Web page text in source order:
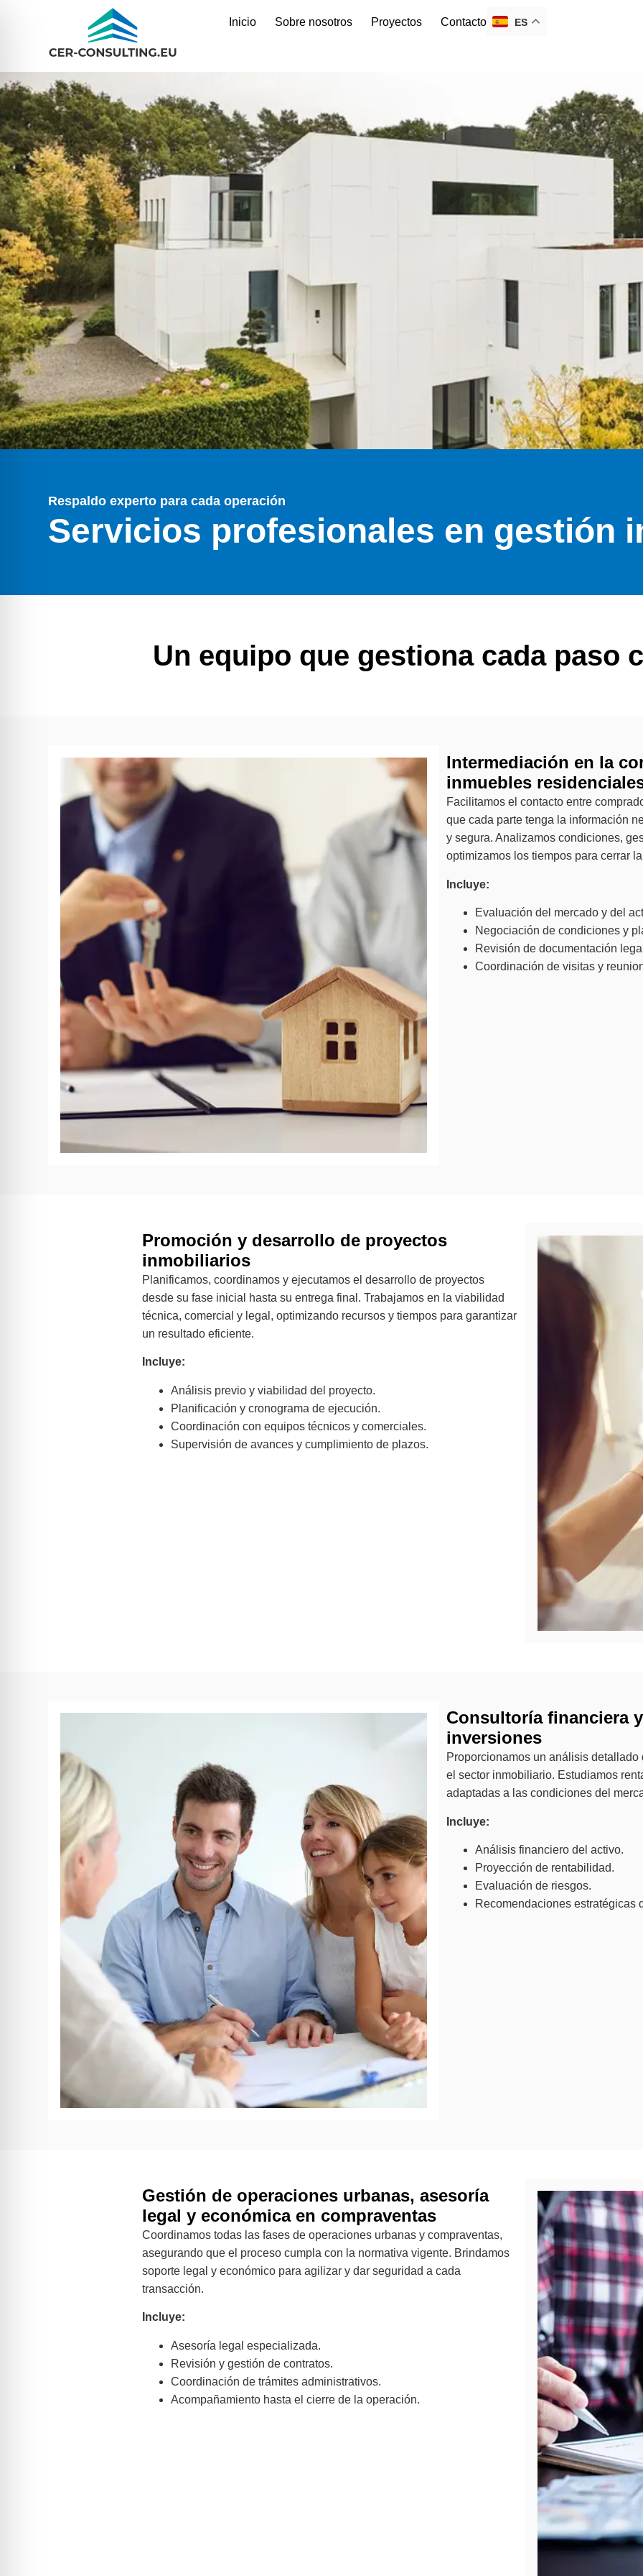
Inicio Sobre nosotros Proyectos Contacto ES
Respaldo experto para cada operación
Servicios profesionales en gestión
Un equipo que gestiona cada paso
Intermediación en la
inmuebles
Facilitamos el contacto entre
que cada parte tenga la información
y segura. Analizamos condiciones,
optimizamos los tiempos para cerrar
Incluye:
Evaluación del mercado y del
Negociación de condiciones y
Revisión de documentación
Coordinación de visitas y
Promoción y desarrollo de proyectos
inmobiliarios
Planificamos, coordinamos y ejecutamos el desarrollo de proyectos
desde su fase inicial hasta su entrega final. Trabajamos en la viabilidad
técnica, comercial y legal, optimizando recursos y tiempos para garantizar
un resultado eficiente.
Incluye:
Análisis previo y viabilidad del proyecto.
Planificación y cronograma de ejecución.
Coordinación con equipos técnicos y comerciales.
Supervisión de avances y cumplimiento de plazos.
Consultoría financiera
inversiones
Proporcionamos un análisis
el sector inmobiliario. Estudiamos
adaptadas a las condiciones del
Incluye:
Análisis financiero del activo.
Proyección de rentabilidad.
Evaluación de riesgos.
Recomendaciones estratégicas
Gestión de operaciones urbanas, asesoría
legal y económica en compraventas
Coordinamos todas las fases de operaciones urbanas y compraventas,
asegurando que el proceso cumpla con la normativa vigente. Brindamos
soporte legal y económico para agilizar y dar seguridad a cada
transacción.
Incluye:
Asesoría legal especializada.
Revisión y gestión de contratos.
Coordinación de trámites administrativos.
Acompañamiento hasta el cierre de la operación.